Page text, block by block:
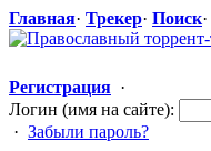
Главная· Трекер· Поиск·
Регистрация ·
Логин (имя на сайте):
· Забыли пароль?